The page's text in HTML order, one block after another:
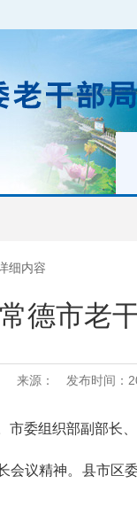
细内容
常德市老
来源： 发布时间：
市委组织部副部长
会议精神。县市区